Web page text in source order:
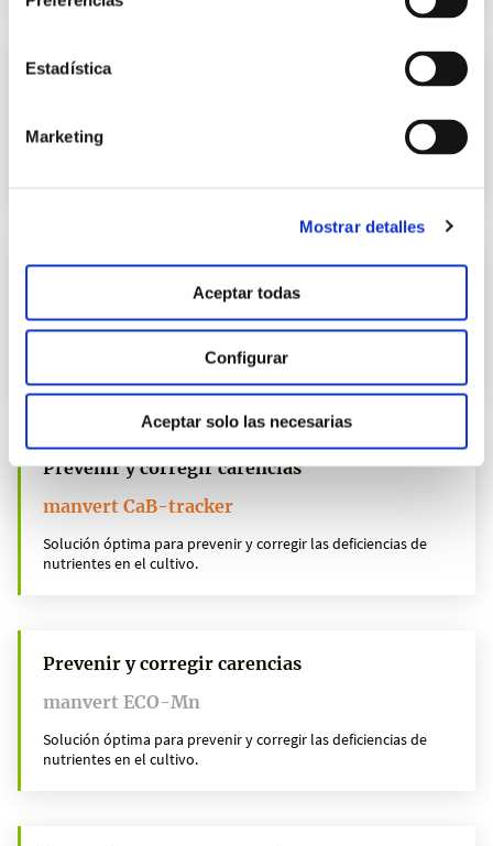
Estadística
Marketing
Mostrar detalles
Aceptar todas
Configurar
Aceptar solo las necesarias
Prevenir y corregir carencias
Solución óptima para prevenir y corregir las deficiencias de
Prevenir y corregir carencias
Solución óptima para prevenir y corregir las deficiencias de
Prevenir y corregir carencias
manvert CaB-tracker
Solución óptima para prevenir y corregir las deficiencias de
nutrientes en el cultivo.
Prevenir y corregir carencias
manvert ECO-Mn
Solución óptima para prevenir y corregir las deficiencias de
nutrientes en el cultivo.